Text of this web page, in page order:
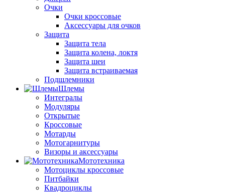
Очки
Очки кроссовые
Аксессуары для очков
Защита
Защита тела
Защита колена, локтя
Защита шеи
Защита встраиваемая
Подшлемники
Шлемы
Интегралы
Модуляры
Открытые
Кроссовые
Мотарды
Мотогарнитуры
Визоры и аксессуары
Мототехника
Мотоциклы кроссовые
Питбайки
Квадроциклы